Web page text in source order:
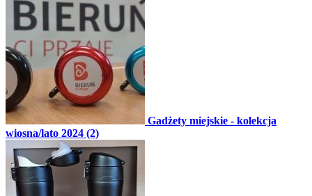
Gadżety miejskie - kolekcja
wiosna/lato 2024 (2)